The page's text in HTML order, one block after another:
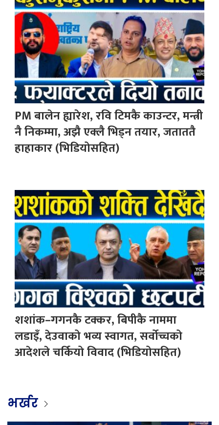
PM बालेन ह्यारेश, रवि टिमकै काउन्टर, मन्त्री
नै निकम्मा, अझै एक्लै भिड्न तयार, जताततै
हाहाकार (भिडियोसहित)
शशांक–गगनकै टक्कर, बिपीकै नाममा
लडाइँ, देउवाको भव्य स्वागत, सर्वोच्चको
आदेशले चर्कियो विवाद (भिडियोसहित)
भर्खर